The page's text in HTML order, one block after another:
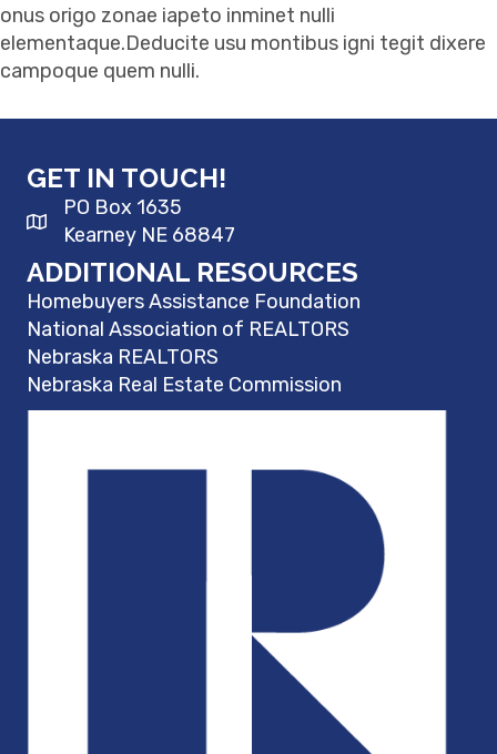
onus origo zonae iapeto inminet nulli
elementaque.Deducite usu montibus igni tegit dixere
campoque quem nulli.
GET IN TOUCH!
PO Box 1635
Kearney NE 68847
ADDITIONAL RESOURCES
Homebuyers Assistance Foundation
National Association of REALTORS
Nebraska REALTORS
Nebraska Real Estate Commission